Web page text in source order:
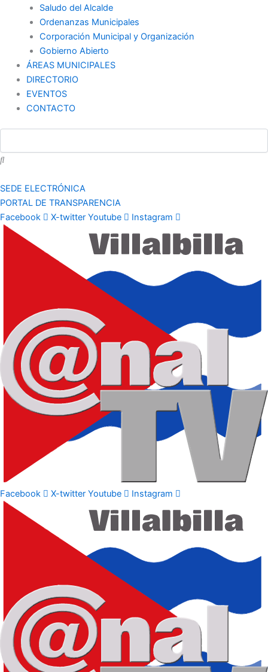
Saludo del Alcalde
Ordenanzas Municipales
Corporación Municipal y Organización
Gobierno Abierto
ÁREAS MUNICIPALES
DIRECTORIO
EVENTOS
CONTACTO
SEDE ELECTRÓNICA
PORTAL DE TRANSPARENCIA
Facebook
X-twitter Youtube Instagram
Facebook X-twitter Youtube Instagram